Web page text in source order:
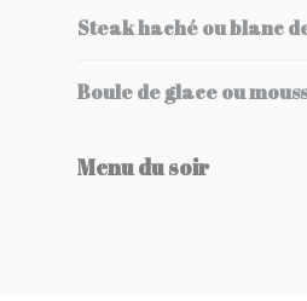
Steak haché ou blanc
Boule de glace ou
Menu du soir